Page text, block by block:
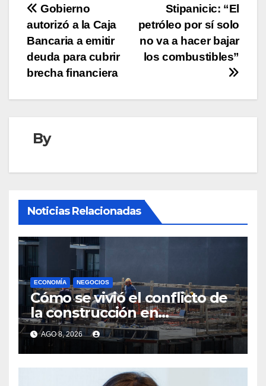
Navegación
de
entradas
Stipanicic: “El
petróleo por sí solo
no va a hacer bajar
los combustibles”
Gobierno
autorizó a la Caja
Bancaria a emitir
deuda para cubrir
brecha financiera
By
Noticias Relacionadas
ECONOMÍA NEGOCIOS
Cómo se vivió el conflicto de
la construcción en
Maldonado, un
departamento donde el
sector tiene sus
particularidades
AGO 8, 2026